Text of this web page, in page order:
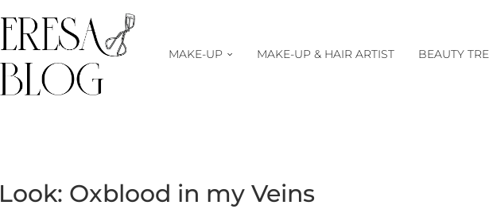
MAKE-UP MAKE-UP & HAIR ARTIST BEAUTY
Look: Oxblood in my Veins